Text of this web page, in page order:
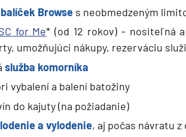
Browse s neobmedzeným
for Me* (od 12 rokov) - nositeľná
umožňujúci nákupy, rezerváciu
služba komorníka
vybalení a balení batožiny
do kajuty (na požiadanie)
a vylodenie, aj počas návratu